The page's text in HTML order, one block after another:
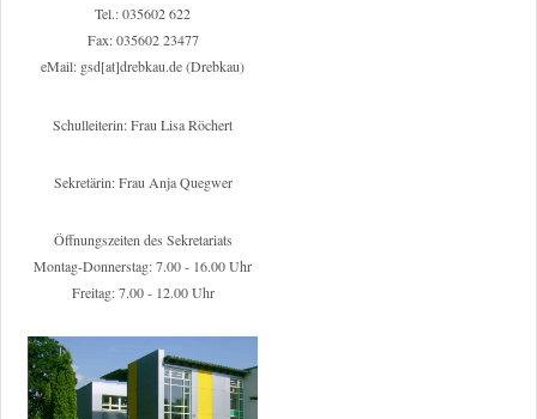
Tel.: 035602 622
Fax: 035602 23477
eMail: gsd[at]drebkau.de (Drebkau)
Schulleiterin: Frau Lisa Röchert
Sekretärin: Frau Anja Quegwer
Öffnungszeiten des Sekretariats
Montag-Donnerstag: 7.00 - 16.00 Uhr
Freitag: 7.00 - 12.00 Uhr